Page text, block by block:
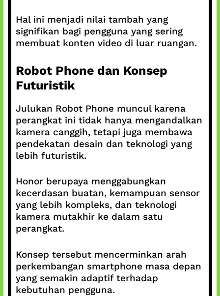
Hal ini menjadi nilai tambah yang
signifikan bagi pengguna yang sering
membuat konten video di luar ruangan.
Robot Phone dan Konsep
Futuristik
Julukan Robot Phone muncul karena
perangkat ini tidak hanya mengandalkan
kamera canggih, tetapi juga membawa
pendekatan desain dan teknologi yang
lebih futuristik.
Honor berupaya menggabungkan
kecerdasan buatan, kemampuan sensor
yang lebih kompleks, dan teknologi
kamera mutakhir ke dalam satu
perangkat.
Konsep tersebut mencerminkan arah
perkembangan smartphone masa depan
yang semakin adaptif terhadap
kebutuhan pengguna.